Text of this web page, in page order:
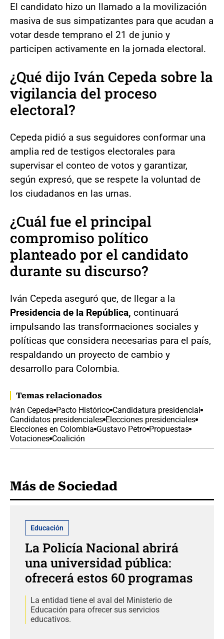
El candidato hizo un llamado a la movilización
masiva de sus simpatizantes para que acudan a
votar desde temprano el 21 de junio y
participen activamente en la jornada electoral.
¿Qué dijo Iván Cepeda sobre la
vigilancia del proceso
electoral?
Cepeda pidió a sus seguidores conformar una
amplia red de testigos electorales para
supervisar el conteo de votos y garantizar,
según expresó, que se respete la voluntad de
los ciudadanos en las urnas.
¿Cuál fue el principal
compromiso político
planteado por el candidato
durante su discurso?
Iván Cepeda aseguró que, de llegar a la
Presidencia de la República, continuará
impulsando las transformaciones sociales y
políticas que considera necesarias para el país,
respaldando un proyecto de cambio y
desarrollo para Colombia.
Temas relacionados
Iván Cepeda Pacto Histórico Candidatura presidencial
Candidatos presidenciales Elecciones presidenciales
Elecciones en Colombia Gustavo Petro Propuestas
Votaciones Coalición
Más de Sociedad
Educación
La Policía Nacional abrirá
una universidad pública:
ofrecerá estos 60 programas
La entidad tiene el aval del Ministerio de
Educación para ofrecer sus servicios
educativos.